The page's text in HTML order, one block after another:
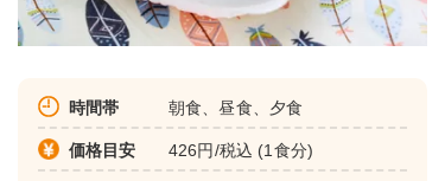
時間帯 朝食、昼食、夕食
価格目安 426円/税込 (1食分)